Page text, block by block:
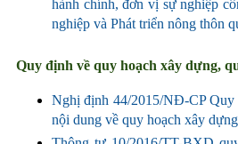
hành chính, đơn vị sự nghiệp
nghiệp và Phát triển nông thôn
Quy định về quy hoạch xây dựng,
Nghị định 44/2015/NĐ-CP Quy
nội dung về quy hoạch xây dựng